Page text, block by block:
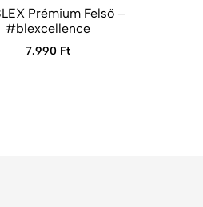
Prémium Felső –
#blexcellence
7.990 Ft